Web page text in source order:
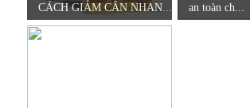
CÁCH GIẢM CÂN NHAN...
an toàn ch...